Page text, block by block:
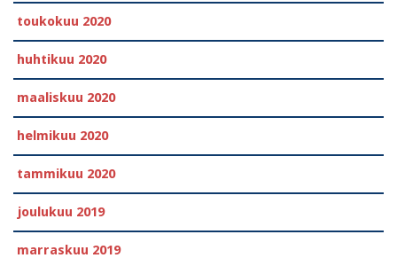
toukokuu 2020
huhtikuu 2020
maaliskuu 2020
helmikuu 2020
tammikuu 2020
joulukuu 2019
marraskuu 2019